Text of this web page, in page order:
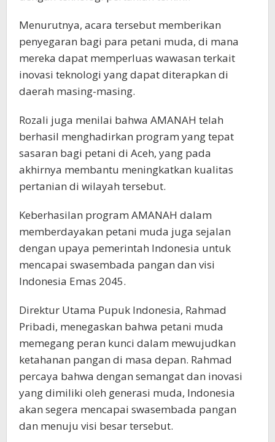
Menurutnya, acara tersebut memberikan
penyegaran bagi para petani muda, di mana
mereka dapat memperluas wawasan terkait
inovasi teknologi yang dapat diterapkan di
daerah masing-masing.
Rozali juga menilai bahwa AMANAH telah
berhasil menghadirkan program yang tepat
sasaran bagi petani di Aceh, yang pada
akhirnya membantu meningkatkan kualitas
pertanian di wilayah tersebut.
Keberhasilan program AMANAH dalam
memberdayakan petani muda juga sejalan
dengan upaya pemerintah Indonesia untuk
mencapai swasembada pangan dan visi
Indonesia Emas 2045.
Direktur Utama Pupuk Indonesia, Rahmad
Pribadi, menegaskan bahwa petani muda
memegang peran kunci dalam mewujudkan
ketahanan pangan di masa depan. Rahmad
percaya bahwa dengan semangat dan inovasi
yang dimiliki oleh generasi muda, Indonesia
akan segera mencapai swasembada pangan
dan menuju visi besar tersebut.